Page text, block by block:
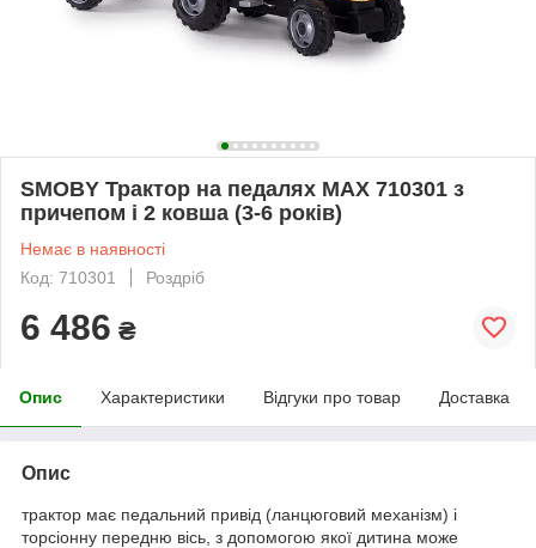
SMOBY Трактор на педалях MAX 710301 з
причепом і 2 ковша (3-6 років)
Немає в наявності
Код: 710301
Роздріб
6 486 ₴
Опис Характеристики Відгуки про товар Доставка
Опис
трактор має педальний привід (ланцюговий механізм) і
торсіонну передню вісь, з допомогою якої дитина може